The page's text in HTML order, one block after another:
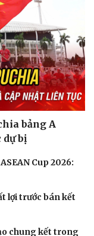
đêm khuya
tâm hồn
bảng A
dự bị
Cup 2026:
lợi trước bán kết
chung kết trong